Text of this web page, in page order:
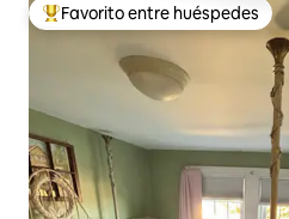
De los mejores en Favorito entre
Favorito entre huéspedes